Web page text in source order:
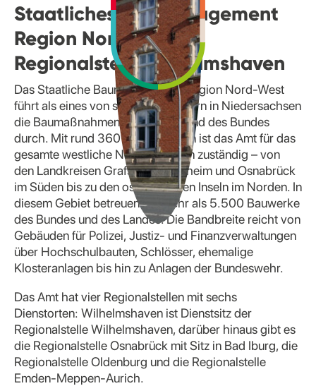
Staatliches Baumanagement
Region Nord-West,
Regionalstelle Wilhelmshaven
Das Staatliche Baumanagement Region Nord-West
führt als eines von sieben Bauämtern in Niedersachsen
die Baumaßnahmen des Landes und des Bundes
durch. Mit rund 360 Beschäftigten ist das Amt für das
gesamte westliche Niedersachsen zuständig – von
den Landkreisen Grafschaft Bentheim und Osnabrück
im Süden bis zu den ostfriesischen Inseln im Norden. In
diesem Gebiet betreuen wir mehr als 5.500 Bauwerke
des Bundes und des Landes. Die Bandbreite reicht von
Gebäuden für Polizei, Justiz- und Finanzverwaltungen
über Hochschulbauten, Schlösser, ehemalige
Klosteranlagen bis hin zu Anlagen der Bundeswehr.
Das Amt hat vier Regionalstellen mit sechs
Dienstorten: Wilhelmshaven ist Dienstsitz der
Regionalstelle Wilhelmshaven, darüber hinaus gibt es
die Regionalstelle Osnabrück mit Sitz in Bad Iburg, die
Regionalstelle Oldenburg und die Regionalstelle
Emden-Meppen-Aurich.